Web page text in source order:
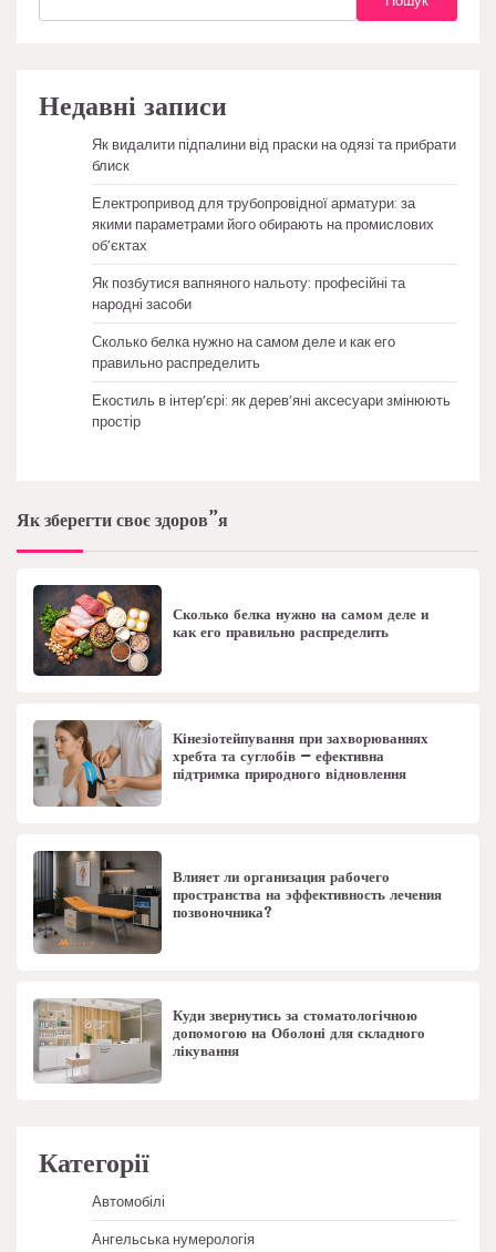
Недавні записи
Як видалити підпалини від праски на одязі та прибрати
блиск
Електропривод для трубопровідної арматури: за
якими параметрами його обирають на промислових
об’єктах
Як позбутися вапняного нальоту: професійні та
народні засоби
Сколько белка нужно на самом деле и как его
правильно распределить
Екостиль в інтер’єрі: як дерев’яні аксесуари змінюють
простір
Як зберегти своє здоров”я
Сколько белка нужно на самом деле и
как его правильно распределить
Кінезіотейпування при захворюваннях
хребта та суглобів – ефективна
підтримка природного відновлення
Влияет ли организация рабочего
пространства на эффективность лечения
позвоночника?
Куди звернутись за стоматологічною
допомогою на Оболоні для складного
лікування
Категорії
Автомобілі
Ангельська нумерологія